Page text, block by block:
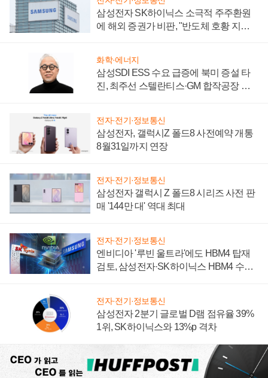
삼성전자 SK하이닉스 소극적 주주환원
에 해외 증권가 비판, "반도체 호황 지속
화학·에너지
삼성SDI ESS 수요 급증에 북미 증설 타
진, 최주선 스텔란티스·GM 합작공장 건
전자·전기·정보통신
삼성전자, 갤럭시Z 폴드8 사전예약 개통
8월31일까지 연장
전자·전기·정보통신
삼성전자 갤럭시 Z 폴드8 시리즈 사전 판
매 '144만 대' 역대 최대
전자·전기·정보통신
엔비디아 '루빈 울트라'에도 HBM4 탑재
검토, 삼성전자·SK하이닉스 HBM4 수율
전자·전기·정보통신
삼성전자 2분기 글로벌 D램 점유율 39%
1위, SK하이닉스와 13%p 격차